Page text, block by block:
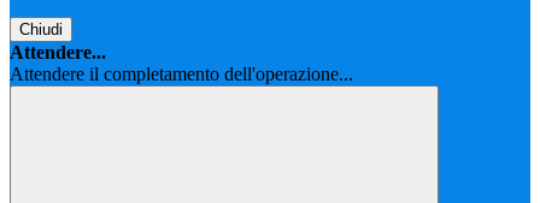
Chiudi
Attendere...
Attendere il completamento dell'operazione...